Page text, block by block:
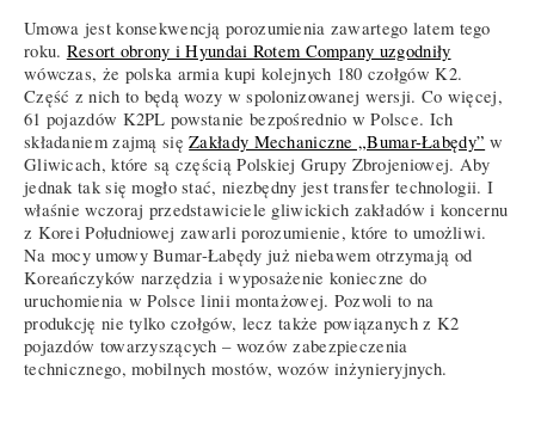
Umowa jest konsekwencją porozumienia zawartego latem tego
roku. Resort obrony i Hyundai Rotem Company uzgodniły
wówczas, że polska armia kupi kolejnych 180 czołgów K2.
Część z nich to będą wozy w spolonizowanej wersji. Co więcej,
61 pojazdów K2PL powstanie bezpośrednio w Polsce. Ich
składaniem zajmą sięZakłady Mechaniczne „Bumar-Łabędy” w
Gliwicach, które są częścią Polskiej Grupy Zbrojeniowej. Aby
jednak tak się mogło stać, niezbędny jest transfer technologii. I
właśnie wczoraj przedstawiciele gliwickich zakładów i koncernu
z Korei Południowej zawarli porozumienie, które to umożliwi.
Na mocy umowy Bumar-Łabędy już niebawem otrzymają od
Koreańczyków narzędzia i wyposażenie konieczne do
uruchomienia w Polsce linii montażowej. Pozwoli to na
produkcję nie tylko czołgów, lecz także powiązanych z K2
pojazdów towarzyszących – wozów zabezpieczenia
technicznego, mobilnych mostów, wozów inżynieryjnych.